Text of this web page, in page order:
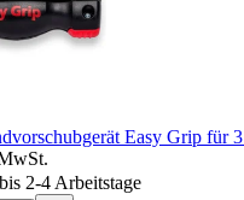
Easy Grip für
2-4 Arbeitstage